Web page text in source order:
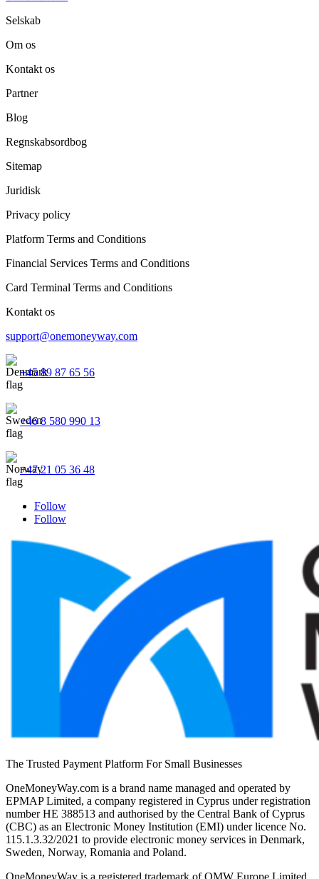
Selskab
Om os
Kontakt os
Partner
Blog
Regnskabsordbog
Sitemap
Juridisk
Privacy policy
Platform Terms and Conditions
Financial Services Terms and Conditions
Card Terminal Terms and Conditions
Kontakt os
support@onemoneyway.com
+45 89 87 65 56
+46 8 580 990 13
+47 21 05 36 48
Follow
Follow
The Trusted Payment Platform For Small Businesses
OneMoneyWay.com is a brand name managed and operated by
EPMAP Limited, a company registered in Cyprus under registration
number ΗΕ 388513 and authorised by the Central Bank of Cyprus
(CBC) as an Electronic Money Institution (EMI) under licence No.
115.1.3.32/2021 to provide electronic money services in Denmark,
Sweden, Norway, Romania and Poland.
OneMoneyWay is a registered trademark of OMW Europe Limited.